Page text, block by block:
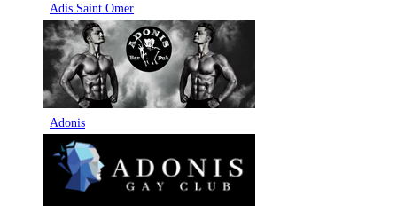
Adis Saint Omer
Adonis